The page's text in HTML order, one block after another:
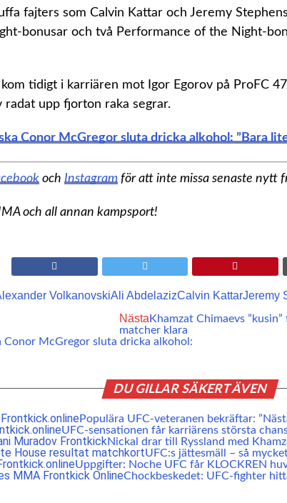
fajters som Calvin Kattar och Jeremy
bonusar och två Performance of the Night-
tidigt i karriären mot Igor Egorov på ProFC
radat upp fjorton raka segrar.
Conor McGregor sluta dricka alkohol: ”Bara
och Instagram för att inte missa senaste nytt
och all annan kampsport!
VolkanovskiAli AbdelazizCalvin KattarJeremy
Nästa Khamzat Chimaevs
matcher klara
Conor McGregor sluta dricka alkohol:
DU GILLAR SÄKERT ÄVEN
Populära UFC-veteranen bekräftar:
UFC-sensationen får karriärens största
Nickal drar till Ryssland med
UFC:s jättesmäll – så
Uppgifter: Noche UFC får KLOCKREN
Chockbeskedet: UFC-fighter